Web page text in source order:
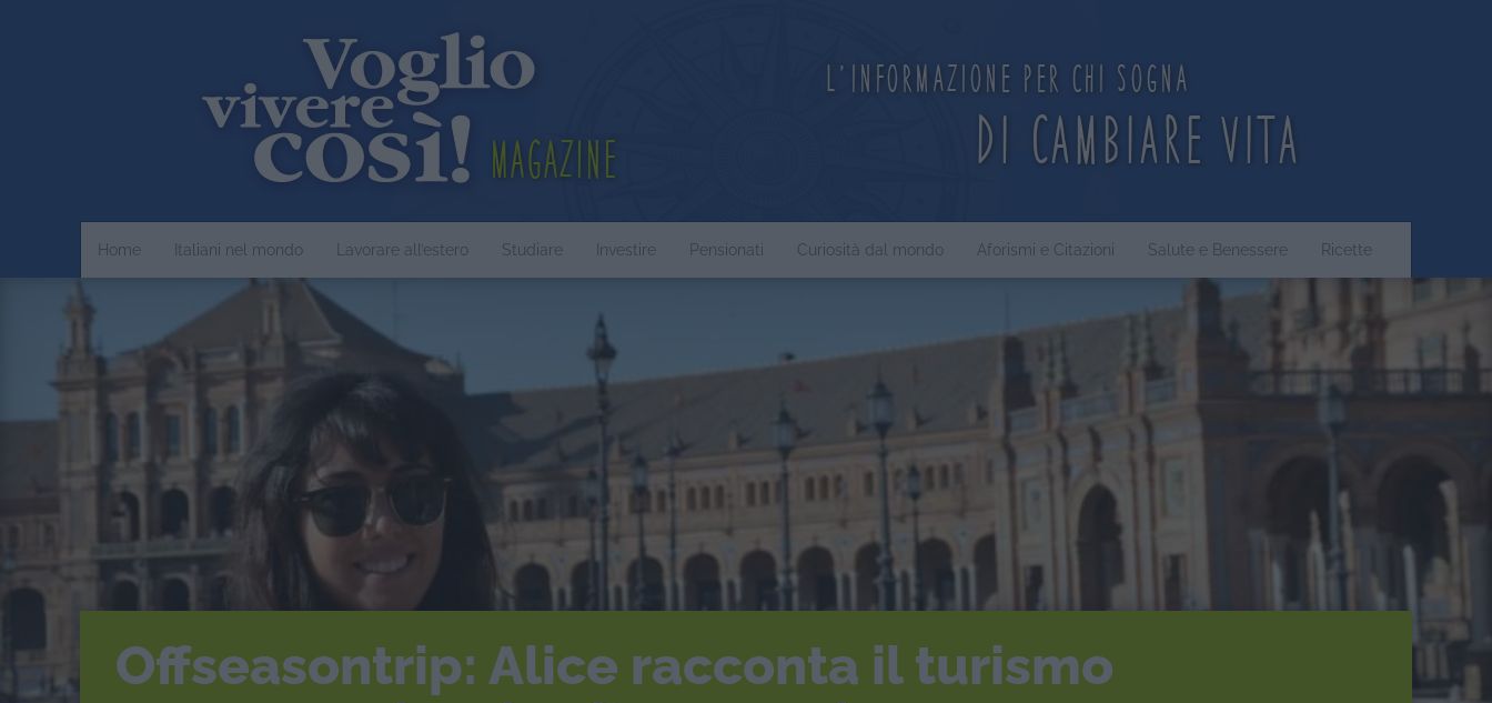
Magazine
L'informazione per chi sogna
di cambiare vita
Home Italiani nel mondo Lavorare all’estero Studiare Investire Pensionati Curiosità dal mondo Aforismi e Citazioni Salute e Benessere Ricette
Offseasontrip: Alice racconta il turismo